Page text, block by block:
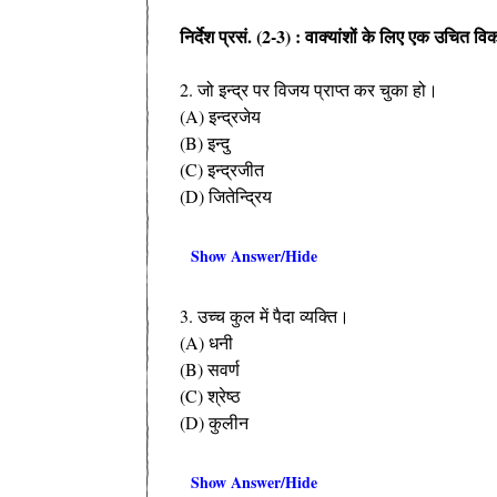
निर्देश प्रसं. (2-3) : वाक्यांशों के लिए एक उचित
2. जो इन्द्र पर विजय प्राप्त कर चुका हो।
(A) इन्द्रजेय
(B) इन्दु
(C) इन्द्रजीत
(D) जितेन्द्रिय
Show Answer/Hide
3. उच्च कुल में पैदा व्यक्ति।
(A) धनी
(B) सवर्ण
(C) श्रेष्ठ
(D) कुलीन
Show Answer/Hide